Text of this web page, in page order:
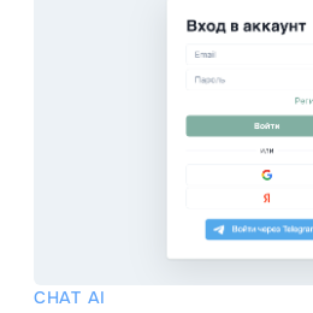
CHAT AI